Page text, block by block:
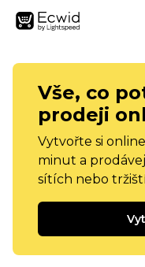
Vše, co
prodeji
Vytvořte si
minut a
sítích nebo